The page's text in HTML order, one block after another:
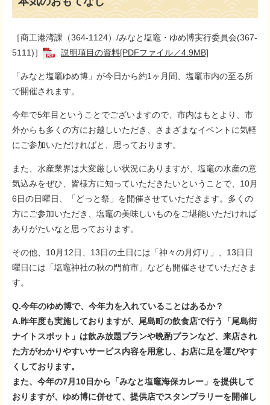
［商工港湾課（364-1124）/みなと塩竈・ゆめ博実行委員会(367-
5111)］
説明項目の資料[PDFファイル／4.9MB]
「みなと塩竈ゆめ博」が今日から約1ヶ月間、塩竈市内の至る所
で開催されます。
今年で5年目ということでございますので、市内はもとより、市
外からも多くの方にお越しいただき、さまざまなイベントに気軽
にご参加いただければと、思っております。
また、水産業界は大変厳しい状況にありますが、塩竈の水産の意
気込みをぜひ、皆様方に知っていただきたいということで、10月
6日の日曜日、「どっと祭」を開催させていただきます。多くの
方にご参加いただき、塩竈の美味しいものをご堪能いただければ
ありがたいなと思っております。
その他、10月12日、13日の土日には「神々の月灯り」、13日日
曜日には「塩竈神社の秋の門前市」なども開催させていただきま
す。
Q.今年のゆめ博で、今年力を入れていることはあるか？
A.昨年度も実施しておりますが、尾島町の飲食店で行う「尾島街
ナイトスポット」は飲み放題プランや晩酌プランなど、来店され
た方がわかりやすいサービス内容を用意し、お店に足を運びやす
くしております。
また、今年の7月10日から「みなと塩竈海保カレー」を提供して
おりますが、ゆめ博に併せて、提供店でスタンプラリーを開催し